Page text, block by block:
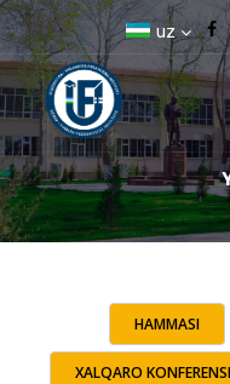
uz
HAMMASI
XALQARO